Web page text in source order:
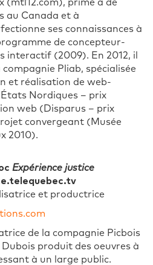
(mtl12.com), primé à de
au Canada et à
ses connaissances à
de concepteur-
interactif (2009). En 2012, il
compagnie Pliab, spécialisée
et réalisation de web-
Nordiques – prix
web (Disparus – prix
convergeant (Musée
2010).
Expérience justice
et productrice
de la compagnie Picbois
produit des oeuvres à
à un large public.